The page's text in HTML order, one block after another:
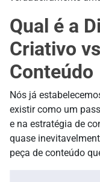
Qual é a
Criativo
Conteúdo
Nós já
existir como um
e na estratégia de
quase
peça de conteúdo